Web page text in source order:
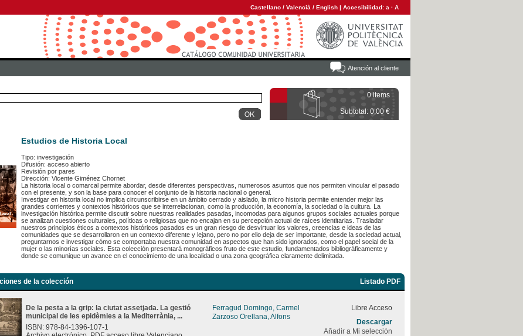
Castellano / Valencià / English | Accesibilidad: a · A
Atención al cliente
0 items
Subtotal: 0,00 €
Estudios de Historia Local
Tipo: investigación
Difusión: acceso abierto
Revisión por pares
Dirección: Vicente Giménez Chornet
La historia local o comarcal permite abordar, desde diferentes perspectivas, numerosos asuntos que nos permiten vincular el pasado
con el presente, y son la base para conocer el conjunto de la historia nacional o general.
Investigar en historia local no implica circunscribirse en un ámbito cerrado y aislado, la micro historia permite entender mejor las
grandes corrientes y contextos históricos que se interrelacionan, como la producción, la economía, la sociedad o la cultura. La
investigación histórica permite discutir sobre nuestras realidades pasadas, incomodas para algunos grupos sociales actuales porque
se analizan cuestiones culturales, políticas o religiosas que no encajan en su percepción actual de raíces identitarias. Trasladar
nuestros principios éticos a contextos históricos pasados es un gran riesgo de desvirtuar los valores, creencias e ideas de las
comunidades que se desarrollaron en un contexto diferente y lejano, pero no por ello deja de ser importante, desde la sociedad actual,
preguntarnos e investigar cómo se comportaba nuestra comunidad en aspectos que han sido ignorados, como el papel social de la
mujer o las minorías sociales. Esta colección presentará monográficos fruto de este estudio, fundamentados bibliográficamente y
donde se comunique un avance en el conocimiento de una localidad o una zona geográfica claramente delimitada.
de la colección Listado PDF
De la pesta a la grip: la ciutat assetjada. La gestió
municipal de les epidèmies a la Mediterrània, ...
ISBN: 978-84-1396-107-1
Ferragud Domingo, Carmel
Zarzoso Orellana, Alfons
Libre Acceso
Descargar
Añadir a Mi selección